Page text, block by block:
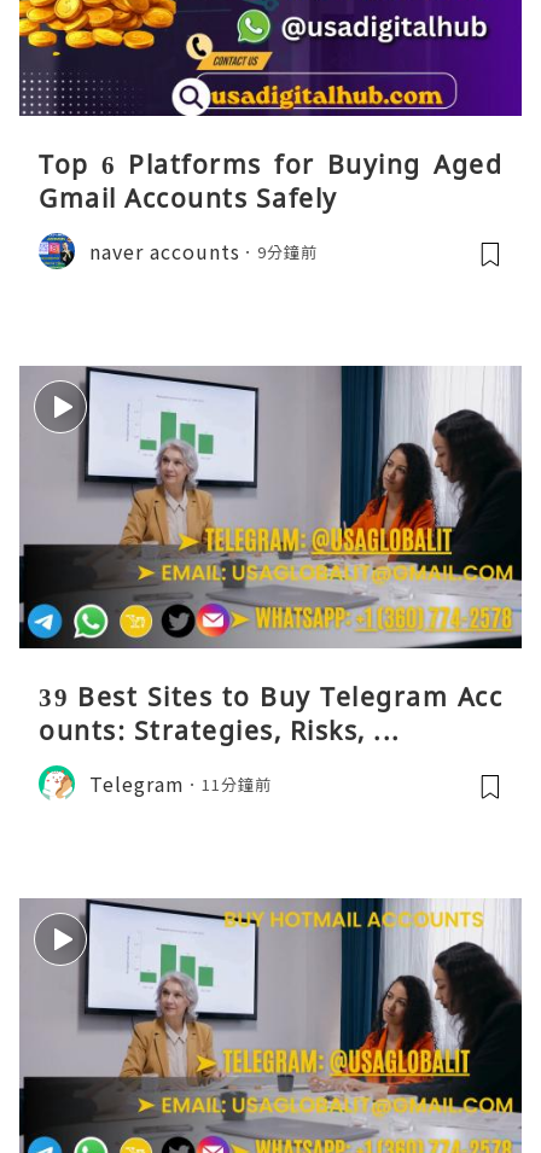
Top 6 Platforms for Buying Aged
Gmail Accounts Safely
naver accounts 9分鐘前
39 Best Sites to Buy Telegram Acc
ounts: Strategies, Risks, ...
Telegram 11分鐘前